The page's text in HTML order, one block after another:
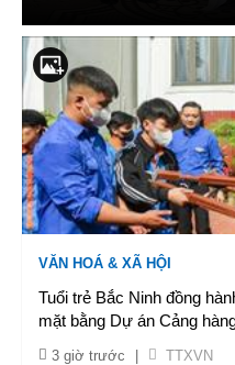
VĂN HOÁ & XÃ HỘI
Tuổi trẻ Bắc Ninh đồng
mặt bằng Dự án Cảng
3 giờ trước TTXVN